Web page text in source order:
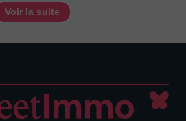
Voir la suite